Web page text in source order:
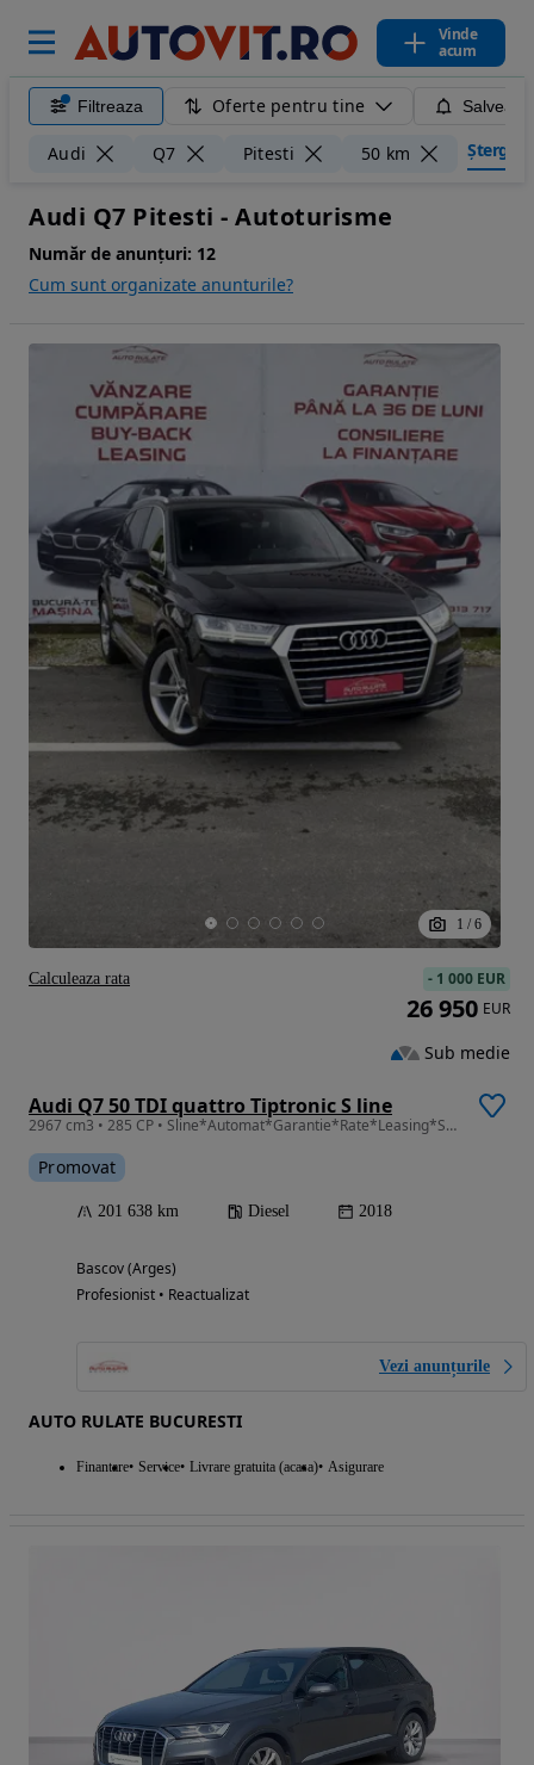
Vinde
acum
Filtreaza Oferte pentru tine
Audi Q7 Pitesti 50 km Șterge
Audi Q7 Pitesti - Autoturisme
Număr de anunțuri: 12
Cum sunt organizate anunturile?
1 / 6
Audi Q7 50 TDI quattro Tiptronic S line
2967 cm3 • 285 CP • Sline*Automat*Garantie*Rate*Leasing*Service
Promovat
201 638 km Diesel 2018
Bascov (Arges)
Profesionist • Reactualizat
Vezi anunțurile
AUTO RULATE BUCURESTI
Finantare Service Livrare gratuita (acasa) Asigurare
- 1 000 EUR
26 950 EUR
Sub medie
Calculeaza rata